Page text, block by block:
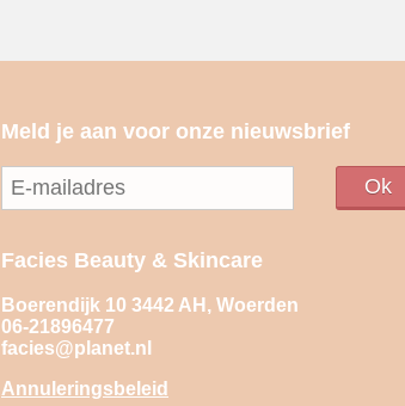
Meld je aan voor onze nieuwsbrief
Facies Beauty & Skincare
Boerendijk 10 3442 AH, Woerden
06-21896477
facies@planet.nl
Annuleringsbeleid